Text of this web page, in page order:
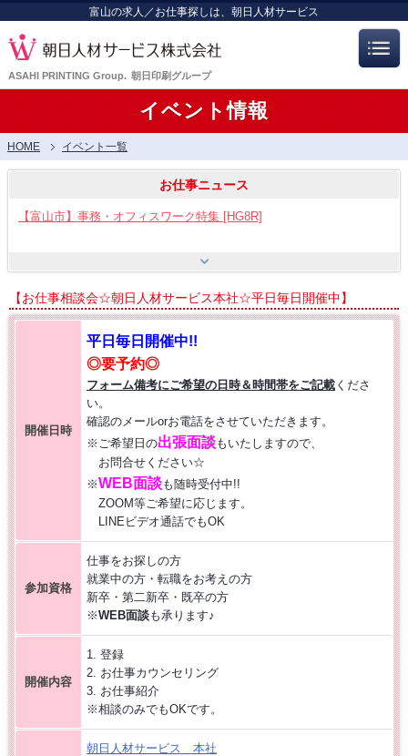
富山の求人／お仕事探しは、朝日人材サービス
ASAHI PRINTING Group. 朝日印刷グループ
イベント情報
HOME イベント一覧
お仕事ニュース
【富山市】事務・オフィスワーク特集 [HG8R]
【富山市】工場・製造ワーク [HG8]
【呉羽射水エリア特集】スタッフ12名大募集!! [HB7]
【お仕事相談会☆流通会館】2026/8/21(金) PM開催
【お仕事相談会☆大久保ふれあいｾﾝﾀｰ】2026/8/26(水)
【お仕事相談会☆黒部市コラーレ】2026/8/21(金)PM
【お仕事相談会☆黒部市コラーレ】2026/8/7(金)PM
派遣から正社員をめざす 〜自分に合った職場を見つける新しい転職の
【中新川エリア】近くde
【お仕事相談会☆流通会館】2026/9/24(木) PM開催
【お仕事相談会☆朝日人材サービス本社☆平日毎日開催中】
開催日時
平日毎日開催中!!
◎要予約◎
フォーム備考にご希望の日時＆時間帯をご記載 くださ
い。
確認のメールorお電話をさせていただきます。
※ご希望日の出張面談もいたしますので、
お問合せください☆
※WEB面談も随時受付中!!
ZOOM等ご希望に応じます。
LINEビデオ通話でもOK
参加資格
仕事をお探しの方
就業中の方・転職をお考えの方
新卒・第二新卒・既卒の方
※WEB面談も承ります♪
開催内容
1. 登録
2. お仕事カウンセリング
3. お仕事紹介
※相談のみでもOKです。
朝日人材サービス 本社